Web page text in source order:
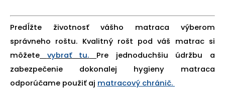
Predĺžte životnosť vášho matraca výberom
správneho roštu. Kvalitný rošt pod váš matrac si
môžete
vybrať tu.
Pre jednoduchšiu údržbu a
zabezpečenie dokonalej hygieny matraca
odporúčame použiť aj matracový chránič.